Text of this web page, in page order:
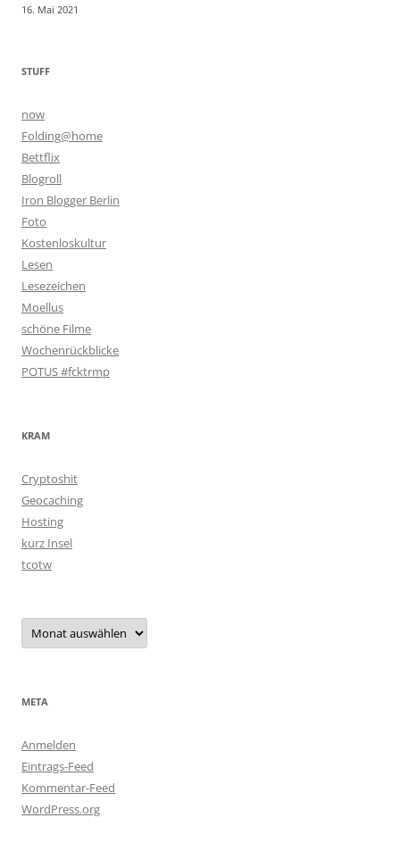
16. Mai 2021
STUFF
now
Folding@home
Bettflix
Blogroll
Iron Blogger Berlin
Foto
Kostenloskultur
Lesen
Lesezeichen
Moellus
schöne Filme
Wochenrückblicke
POTUS #fcktrmp
KRAM
Cryptoshit
Geocaching
Hosting
kurz Insel
tcotw
Archiv
META
Anmelden
Eintrags-Feed
Kommentar-Feed
WordPress.org